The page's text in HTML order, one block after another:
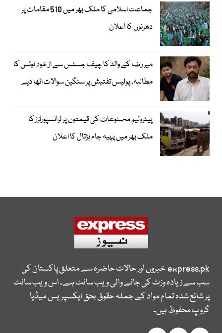
جماعت اسلامی کا ملک بھر میں 510 مقامات پر
دھرنوں کا اعلان
میر رضا کے والد کا چیف جسٹس سے از خود نوٹس کا
مطالبہ، پولیس تفتیش پر سنگین سوالات اٹھا دیے
پیٹرولیم مصنوعات کی قیمتوں پر ٹرانسپورٹرز کا
ملک بھر میں پہیہ جام ہڑتال کا اعلان
express.pkخبروں اور حالات حاضرہ سے متعلق پاکستان کی
سب سے زیادہ وزٹ کی جانے والی ویب سائٹ ہے۔ اس ویب سائٹ
پر شائع شدہ تمام مواد کے جملہ حقوق بحق ایکسپریس میڈیا
گروپ محفوظ ہیں۔